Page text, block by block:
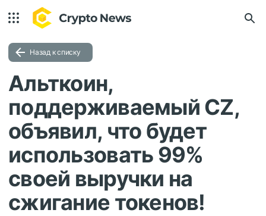
Назад к списку
Альткоин,
поддерживаемый CZ,
объявил, что будет
использовать 99%
своей выручки на
сжигание токенов!